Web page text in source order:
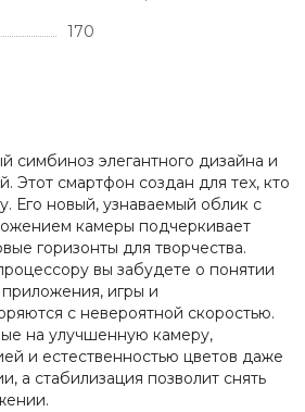
170
симбиноз элегантного дизайна и
Этот смартфон создан для тех, кто
Его новый, узнаваемый облик с
камеры подчеркивает
горизонты для творчества.
вы забудете о понятии
игры и
с невероятной скоростью.
на улучшенную камеру,
и естественностью цветов даже
а стабилизация позволит снять